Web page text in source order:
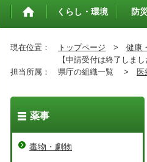
トップペ
くらし・環境 防
現在位置： トップページ > 健康
【申請受付は終了しまし
担当所属：
県庁の組織一覧 > 医
薬事
毒物・劇物